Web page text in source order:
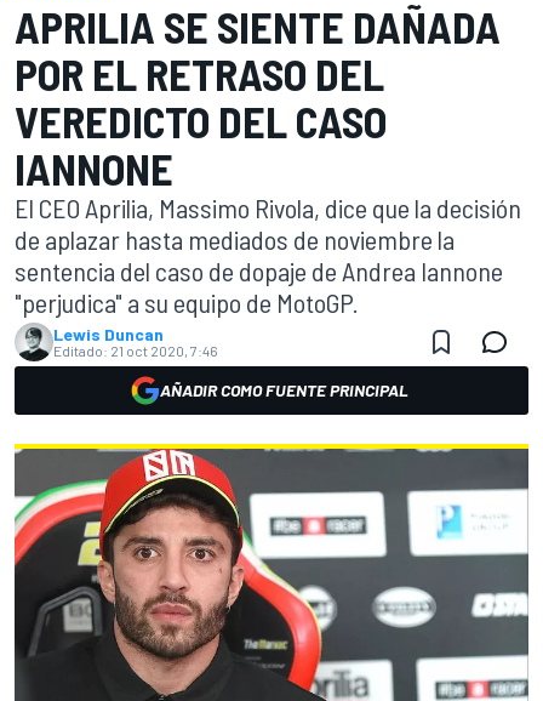
APRILIA SE SIENTE DAÑADA
POR EL RETRASO DEL
VEREDICTO DEL CASO
IANNONE
El CEO Aprilia, Massimo Rivola, dice que la decisión
de aplazar hasta mediados de noviembre la
sentencia del caso de dopaje de Andrea Iannone
"perjudica" a su equipo de MotoGP.
Lewis Duncan
Editado: 21 oct 2020, 7:46
AÑADIR COMO FUENTE PRINCIPAL